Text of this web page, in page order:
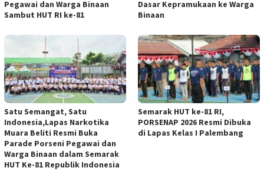
Pegawai dan Warga Binaan
Sambut HUT RI ke-81
Dasar Kepramukaan ke Warga
Binaan
Satu Semangat, Satu
Indonesia,Lapas Narkotika
Muara Beliti Resmi Buka
Parade Porseni Pegawai dan
Warga Binaan dalam Semarak
HUT Ke-81 Republik Indonesia
Semarak HUT ke-81 RI,
PORSENAP 2026 Resmi Dibuka
di Lapas Kelas I Palembang